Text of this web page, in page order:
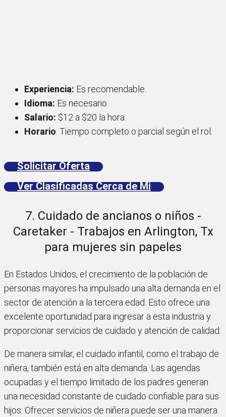
Experiencia: Es recomendable.
Idioma: Es necesario.
Salario: $12 a $20 la hora.
Horario: Tiempo completo o parcial según el rol.
Solicitar Oferta
Ver Clasificadas Cerca de Mi
7. Cuidado de ancianos o niños -
Caretaker - Trabajos en Arlington, Tx
para mujeres sin papeles
En Estados Unidos, el crecimiento de la población de
personas mayores ha impulsado una alta demanda en el
sector de atención a la tercera edad. Esto ofrece una
excelente oportunidad para ingresar a esta industria y
proporcionar servicios de cuidado y atención de calidad.
De manera similar, el cuidado infantil, como el trabajo de
niñera, también está en alta demanda. Las agendas
ocupadas y el tiempo limitado de los padres generan
una necesidad constante de cuidado confiable para sus
hijos. Ofrecer servicios de niñera puede ser una manera